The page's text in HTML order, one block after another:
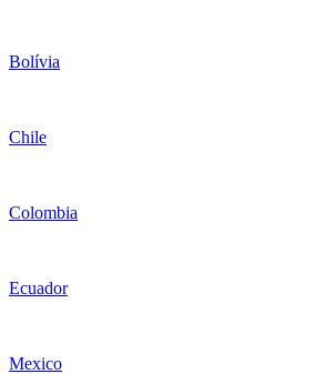
Bolívia
Chile
Colombia
Ecuador
Mexico